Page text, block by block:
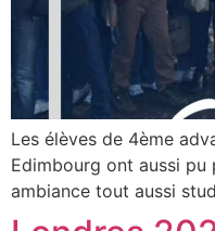
Les élèves de 4ème
Edimbourg ont aussi
ambiance tout aussi